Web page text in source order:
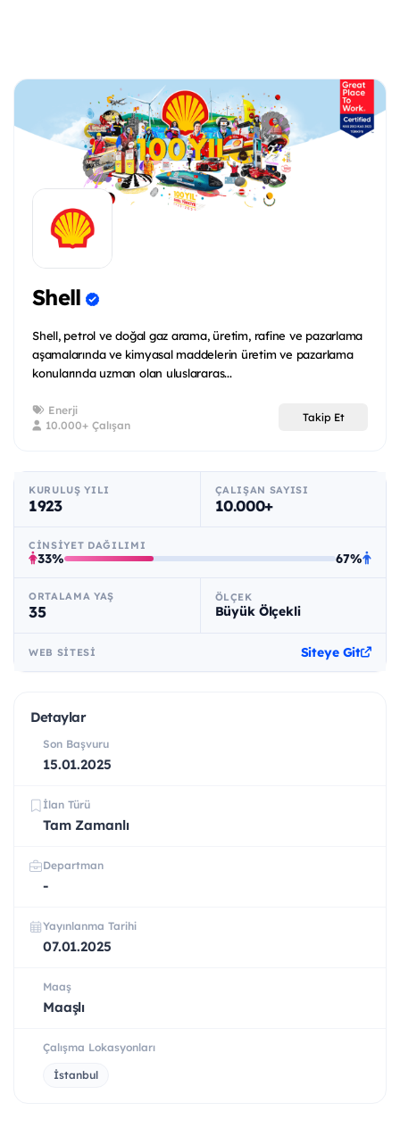
Shell
Shell, petrol ve doğal gaz arama, üretim, rafine ve pazarlama
aşamalarında ve kimyasal maddelerin üretim ve pazarlama
konularında uzman olan uluslararas...
Enerji
10.000+ Çalışan
Takip Et
KURULUŞ YILI
1923
ÇALIŞAN SAYISI
10.000+
CINSIYET DAĞILIMI
33% 67%
ORTALAMA YAŞ
35
ÖLÇEK
Büyük Ölçekli
WEB SITESI Siteye Git
Detaylar
Son Başvuru
15.01.2025
İlan Türü
Tam Zamanlı
Departman
-
Yayınlanma Tarihi
07.01.2025
Maaş
Maaşlı
Çalışma Lokasyonları
İstanbul